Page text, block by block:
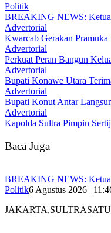
Politik
BREAKING NEWS: Ketua
Advertorial
‎Kwarcab Gerakan
Advertorial
‎Perkuat Peran Bangun
Advertorial
Bupati Konawe Utara
Advertorial
Bupati Konut Antar
Advertorial
‎Kapolda Sultra Pimpin
Baca Juga
BREAKING NEWS: Ketua
Politik6 Agustus 2026 |